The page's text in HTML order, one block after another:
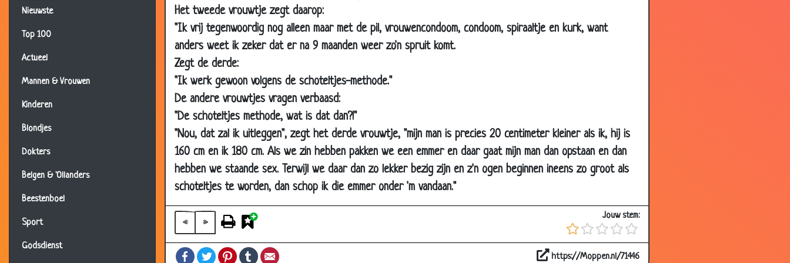
Nieuwste
Top 100
Actueel
Mannen & Vrouwen
Kinderen
Blondjes
Dokters
Belgen & 'Ollanders
Beestenboel
Sport
Godsdienst
Het tweede vrouwtje zegt daarop:
"Ik vrij tegenwoordig nog alleen maar met de pil, vrouwencondoom, condoom, spiraaltje en kurk, want
anders weet ik zeker dat er na 9 maanden weer zo'n spruit komt.
Zegt de derde:
"Ik werk gewoon volgens de schoteltjes-methode."
De andere vrouwtjes vragen verbaasd:
"De schoteltjes methode, wat is dat dan?!"
"Nou, dat zal ik uitleggen", zegt het derde vrouwtje, "mijn man is precies 20 centimeter kleiner als ik, hij is
160 cm en ik 180 cm. Als we zin hebben pakken we een emmer en daar gaat mijn man dan opstaan en dan
hebben we staande sex. Terwijl we daar dan zo lekker bezig zijn en z'n ogen beginnen ineens zo groot als
schoteltjes te worden, dan schop ik die emmer onder 'm vandaan."
« »
Jouw stem:
FacebookTwitterPinterestTumblr https://Moppen.nl/71446
Genaaid!
19 Feb 2018
WipWap
26 Nov 2017
18 May 2017
Spieren
12 Jan 2017
Logeren
27 Dec 2016
Schuine mop
24 Dec 2016
Raden
3.09
09 Jul 2016
Vakantiedagboek
2.98
In de kou
26 Sep 2014
3.06
28 Jul 2014
Seks therapeut 3.33